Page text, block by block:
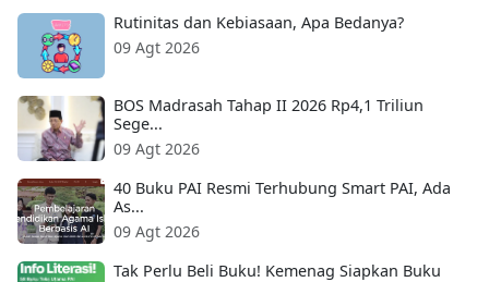
Rutinitas dan Kebiasaan, Apa Bedanya?
09 Agt 2026
BOS Madrasah Tahap II 2026 Rp4,1 Triliun
Sege...
09 Agt 2026
40 Buku PAI Resmi Terhubung Smart PAI, Ada
As...
09 Agt 2026
Tak Perlu Beli Buku! Kemenag Siapkan Buku